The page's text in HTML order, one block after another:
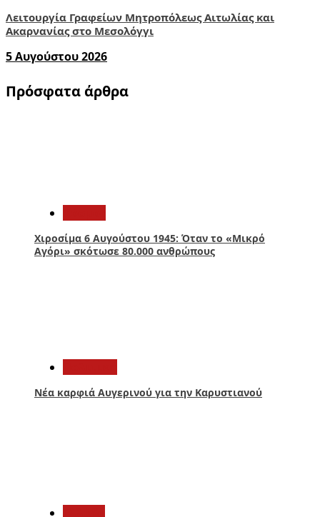
Λειτουργία Γραφείων Μητροπόλεως Αιτωλίας και
Ακαρνανίας στο Μεσολόγγι
5 Αυγούστου 2026
Πρόσφατα άρθρα
Χιροσίμα 6 Αυγούστου 1945: Όταν το «Μικρό
Αγόρι» σκότωσε 80.000 ανθρώπους
Νέα καρφιά Αυγερινού για την Καρυστιανού